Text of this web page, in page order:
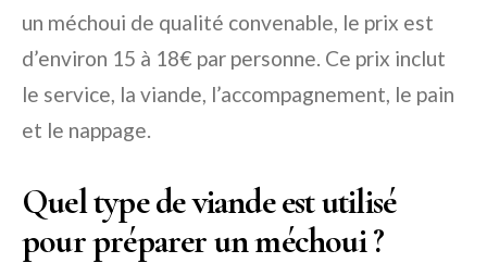
un méchoui de qualité convenable, le prix est
d’environ 15 à 18€ par personne. Ce prix inclut
le service, la viande, l’accompagnement, le pain
et le nappage.
Quel type de viande est utilisé
pour préparer un méchoui ?